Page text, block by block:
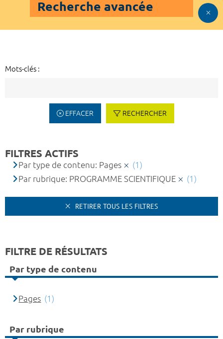
Recherche avancée
Mots-clés :
EFFACER RECHERCHER
FILTRES ACTIFS
Par type de contenu: Pages
(1)
Par rubrique: PROGRAMME SCIENTIFIQUE
(1)
RETIRER TOUS LES FILTRES
FILTRE DE RÉSULTATS
Par type de contenu
Pages (1)
Par rubrique